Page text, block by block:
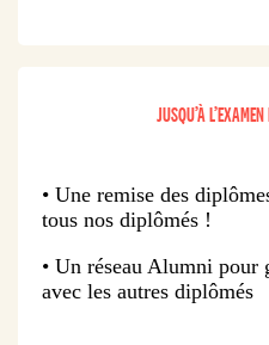
JUSQU’À
• Une remise des
tous nos diplômés !
• Un réseau Alumni pour
avec les autres diplômés